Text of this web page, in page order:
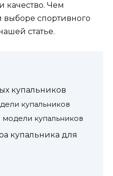
качество. Чем
выборе спортивного
статье.
купальников
купальников
модели купальников
купальника для